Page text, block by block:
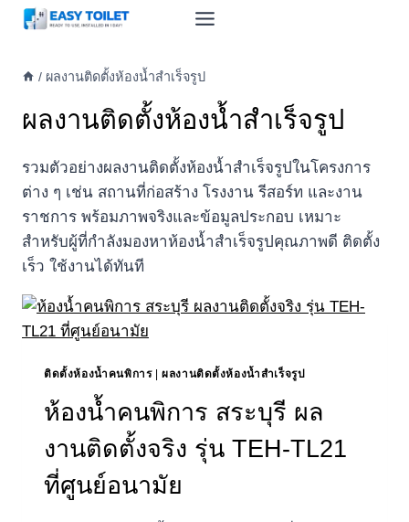
Skip
/ ผลงานติดตั้งห้องน้ำสำเร็จรูป
ผลงานติดตั้งห้องน้ำสำเร็จรูป
รวมตัวอย่างผลงานติดตั้งห้องน้ำสำเร็จรูปในโครงการ
ต่าง ๆ เช่น สถานที่ก่อสร้าง โรงงาน รีสอร์ท และงาน
ราชการ พร้อมภาพจริงและข้อมูลประกอบ เหมาะ
สำหรับผู้ที่กำลังมองหาห้องน้ำสำเร็จรูปคุณภาพดี ติดตั้ง
เร็ว ใช้งานได้ทันที
ติดตั้งห้องน้ำคนพิการ|ผลงานติดตั้งห้องน้ำสำเร็จรูป
ห้องน้ำคนพิการ สระบุรี ผล
งานติดตั้งจริง รุ่น TEH-TL21
ที่ศูนย์อนามัย